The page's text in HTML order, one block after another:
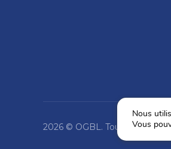
2026 © OGBL. Tous droits
Nous
Vous